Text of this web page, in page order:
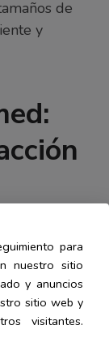
de
y
es
extraer
para
nuestro sitio
y anuncios
sitio web y
visitantes.